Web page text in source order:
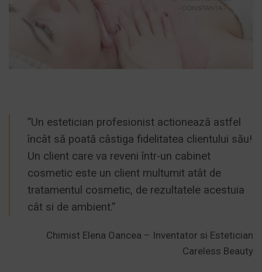
”Un estetician profesionist actionează astfel
încât să poată câstiga fidelitatea clientului său!
Un client care va reveni într-un cabinet
cosmetic este un client multumit atât de
tratamentul cosmetic, de rezultatele acestuia
cât si de ambient.”
Chimist Elena Oancea – Inventator si Estetician
Careless Beauty